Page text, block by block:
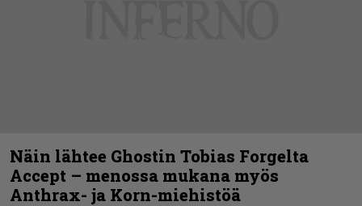
Näin lähtee Ghostin Tobias Forgelta
Accept – menossa mukana myös
Anthrax- ja Korn-miehistöä